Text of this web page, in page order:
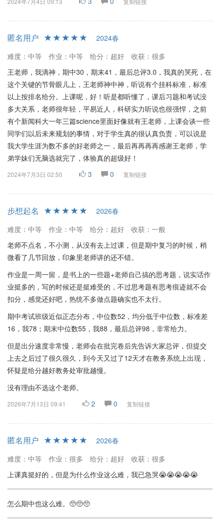
匿名用户
2024春
难度：中等
作业：中等 给分：超好
收获：很多
王老师，我滴神，期中30，期末41，最后总评3.0，我真的哭死，在
这个关键的节骨眼儿上，王老师神中神，听说有个挂科标准，标准
以上按排名给分。上课呢，好！听是都听懂了，课后习题和考试没
多大关系，老师很年轻，平易近人，科研实力听说也很强悍，之前
有个新闻科大一年三篇science里面好像就有王老师，上课会谈一些
同学们以后未来规划的事情，对于学生真的很认真负责，可以说是
我大学生涯为数不多的好老师之一，最后再再再再感谢王老师，学
弟学妹们无脑选就完了，体验真的超级好！
2024年7月3日 02:50 3 0 复制链接
步想起名
2026春
难度：中等
作业：中等 给分：超好
收获：一般
老师不点名，不小测，从没有去上过课，但是期中复习的时候，稍
微看了几节回放，印象里老师讲的还不错。
作业是一周一留，是书上的一些题+老师自己搞的思考题，说实话作
业挺多的，写的时候还是挺难受的，不过思考题有思考痕迹就不会
扣分，感觉还好吧，热统不多做点题确实也不太行。
期中考试班级近似正态分布，中位数52，均分低于中位数，标准差
16，我78；期末中位数55，我88，最后总评98，非常给力。
但是出分速度非常慢，老师会在批完卷后先告诉大家总评，但提交
上去之后过了很久很久，到今天又过了12天才在教务系统上出现，
怀疑是给分越好教务处审批越慢。
没有理由不选这个老师。
2026年7月13日 09:41 2 0 复制链接
匿名用户
2026春
难度：中等
作业：很多 给分：超好
收获：很多
上课真挺好的，但是为什么作业这么难，我已急哭😭😭😭😭😭
怎么期中也这么难。🥺🥺🥺